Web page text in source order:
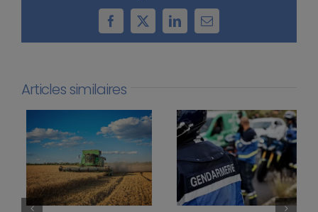
Facebook
X LinkedInEmail
Articles similaires